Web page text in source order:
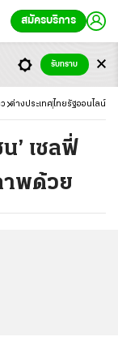
สมัครบริการ
ต่างประเทศ ไทยรัฐออนไลน์
’ เซลฟี่
าพด้วย
รับทราบ